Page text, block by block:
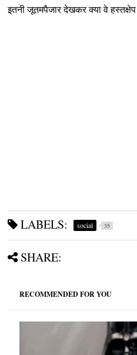
इतनी जूतमपैजार देखकर क्या वे
LABELS: social 35
SHARE:
RECOMMENDED FOR YOU